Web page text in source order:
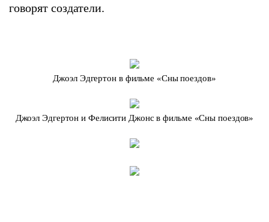
говорят создатели.
Джоэл Эдгертон в фильме «Сны поездов»
Джоэл Эдгертон и Фелисити Джонс в фильме «Сны поездов»